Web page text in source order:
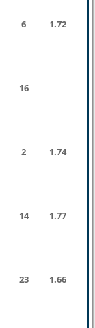
6 1.72
16
2 1.74
14 1.77
23 1.66